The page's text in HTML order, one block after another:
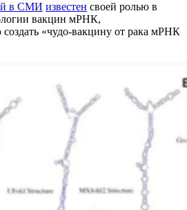
в СМИ известен своей ролью в
вакцин мРНК,
«чудо-вакцину от рака мРНК